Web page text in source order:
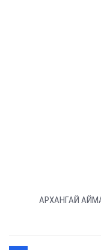
АРХАНГАЙ